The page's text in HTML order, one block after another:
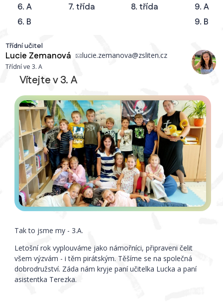
6. A
6. B
7. třída 8. třída
9. A
9. B
Třídní učitel
Lucie Zemanová
Třídní ve 3. A
lucie.zemanova@zsliten.cz
Vítejte v 3. A
Tak to jsme my - 3.A.
Letošní rok vyplouváme jako námořníci, připraveni čelit
všem výzvám - i těm pirátským. Těšíme se na společná
dobrodružství. Záda nám kryje paní učitelka Lucka a paní
asistentka Terezka.